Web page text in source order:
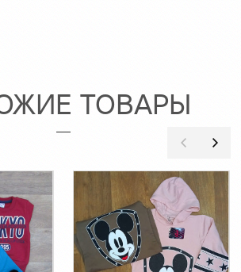
ТОВАРЫ